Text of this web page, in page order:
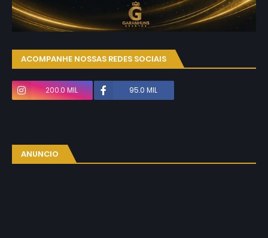
ACOMPANHE NOSSAS REDES SOCIAIS
200.0 MIL 95.0 MIL
ANUNCIO